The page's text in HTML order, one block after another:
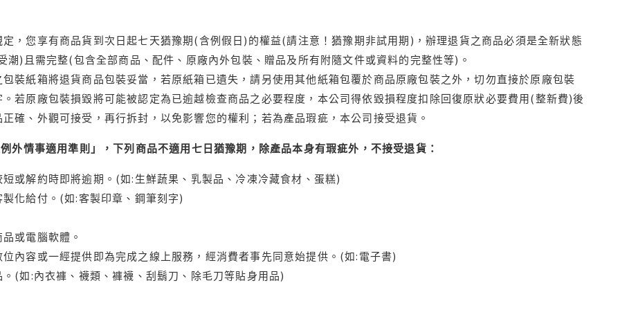
，您享有商品貨到次日起七天猶豫期(含例假日)的權益(請注意！猶豫期非試用期)，辦理退貨之商品必須是全新狀態
潮)且需完整(包含全部商品、配件、原廠內外包裝、贈品及所有附隨文件或資料的完整性等)。
裝紙箱將退貨商品包裝妥當，若原紙箱已遺失，請另使用其他紙箱包覆於商品原廠包裝之外，切勿直接於原廠包裝
若原廠包裝損毀將可能被認定為已逾越檢查商品之必要程度，本公司得依毀損程度扣除回復原狀必要費用(整新費)後
確、外觀可接受，再行拆封，以免影響您的權利；若為產品瑕疵，本公司接受退貨。
外情事適用準則」，下列商品不適用七日猶豫期，除產品本身有瑕疵外，不接受退貨：
或解約時即將逾期。(如:生鮮蔬果、乳製品、冷凍冷藏食材、蛋糕)
化給付。(如:客製印章、鋼筆刻字)
或電腦軟體。
內容或一經提供即為完成之線上服務，經消費者事先同意始提供。(如:電子書)
(如:內衣褲、襪類、褲襪、刮鬍刀、除毛刀等貼身用品)